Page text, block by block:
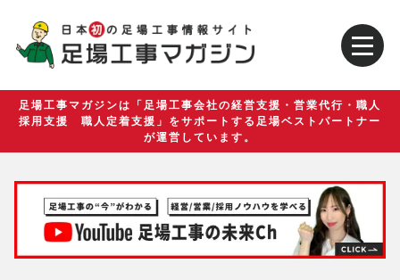
足場工事マガジンは「足場工事会社の経営支援・営業代行・職人
採用支援 職人定着支援」をサポートする足場ベストパートナー
が運営しています。